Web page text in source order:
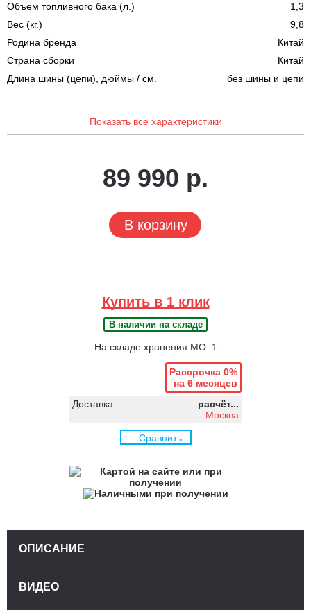
Объем топливного бака (л.)
1,3
Вес (кг.)
9,8
Родина бренда
Китай
Страна сборки
Китай
Длина шины (цепи), дюймы / см.
без шины и цепи
Показать все характеристики
89 990 р.
В корзину
Купить в 1 клик
В наличии на складе
На складе хранения МО: 1
Рассрочка 0%
на 6 месяцев
Доставка:
расчёт...
Москва
Сравнить
ОПИСАНИЕ
ВИДЕО